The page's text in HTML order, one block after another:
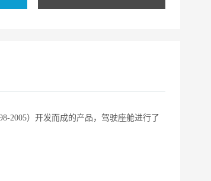
2005）开发而成的产品，驾驶座舱进行了